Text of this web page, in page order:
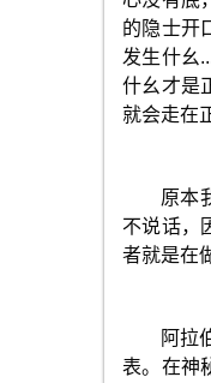
的隐士开
发生什幺
什幺才是
就会走在
原本
不说话，
者就是在
阿拉
表。在神